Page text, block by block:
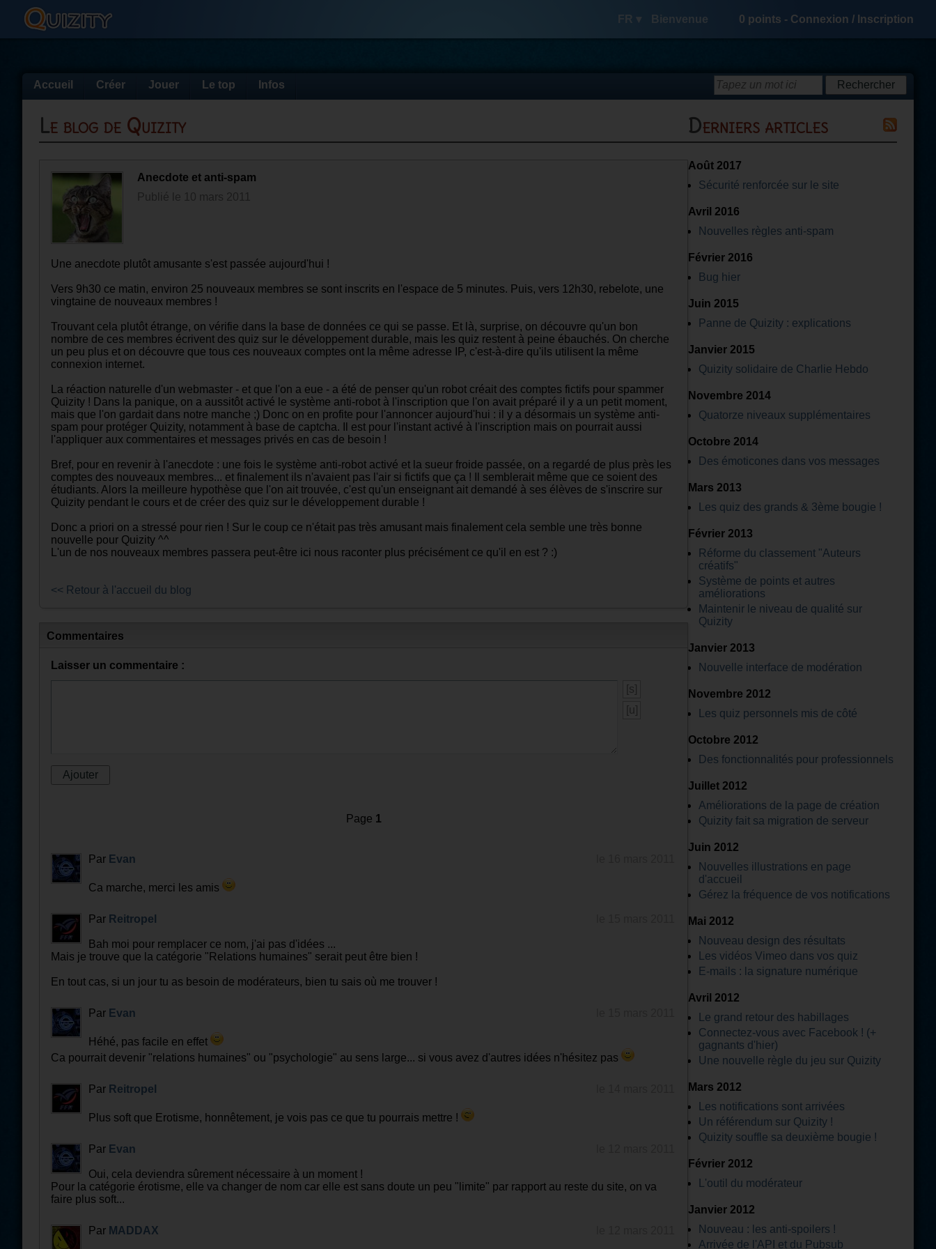
FR ▾ Bienvenue 0 points - Connexion / Inscription
Accueil Créer Jouer Le top Infos
Le blog de Quizity
Anecdote et anti-spam
Une anecdote plutôt amusante s'est passée aujourd'hui !
Vers 9h30 ce matin, environ 25 nouveaux membres se sont inscrits en l'espace de 5 minutes. Puis, vers 12h30, rebelote, une
vingtaine de nouveaux membres !
Trouvant cela plutôt étrange, on vérifie dans la base de données ce qui se passe. Et là, surprise, on découvre qu'un bon
nombre de ces membres écrivent des quiz sur le développement durable, mais les quiz restent à peine ébauchés. On cherche
un peu plus et on découvre que tous ces nouveaux comptes ont la même adresse IP, c'est-à-dire qu'ils utilisent la même
connexion internet.
La réaction naturelle d'un webmaster - et que l'on a eue - a été de penser qu'un robot créait des comptes fictifs pour spammer
Quizity ! Dans la panique, on a aussitôt activé le système anti-robot à l'inscription que l'on avait préparé il y a un petit moment,
mais que l'on gardait dans notre manche ;) Donc on en profite pour l'annoncer aujourd'hui : il y a désormais un système anti-
spam pour protéger Quizity, notamment à base de captcha. Il est pour l'instant activé à l'inscription mais on pourrait aussi
l'appliquer aux commentaires et messages privés en cas de besoin !
Bref, pour en revenir à l'anecdote : une fois le système anti-robot activé et la sueur froide passée, on a regardé de plus près les
comptes des nouveaux membres... et finalement ils n'avaient pas l'air si fictifs que ça ! Il semblerait même que ce soient des
étudiants. Alors la meilleure hypothèse que l'on ait trouvée, c'est qu'un enseignant ait demandé à ses élèves de s'inscrire sur
Quizity pendant le cours et de créer des quiz sur le développement durable !
Donc a priori on a stressé pour rien ! Sur le coup ce n'était pas très amusant mais finalement cela semble une très bonne
nouvelle pour Quizity ^^
L'un de nos nouveaux membres passera peut-être ici nous raconter plus précisément ce qu'il en est ? :)
<< Retour à l'accueil du blog
Commentaires
Laisser un commentaire :
[s]
[u]
Page 1
Par Evan
Ca marche, merci les amis
Par Reitropel
Bah moi pour remplacer ce nom, j'ai pas d'idées ...
Mais je trouve que la catégorie "Relations humaines" serait peut être bien !
En tout cas, si un jour tu as besoin de modérateurs, bien tu sais où me trouver !
Par Evan
Héhé, pas facile en effet
Ca pourrait devenir "relations humaines" ou "psychologie" au sens large... si vous avez d'autres idées n'hésitez pas
Par Reitropel
Plus soft que Erotisme, honnêtement, je vois pas ce que tu pourrais mettre !
Par Evan
Oui, cela deviendra sûrement nécessaire à un moment !
Pour la catégorie érotisme, elle va changer de nom car elle est sans doute un peu "limite" par rapport au reste du site, on va
faire plus soft...
Par MADDAX
Derniers articles
Août 2017
Sécurité renforcée sur le site
Avril 2016
Nouvelles règles anti-spam
Février 2016
Bug hier
Juin 2015
Panne de Quizity : explications
Janvier 2015
Quizity solidaire de Charlie Hebdo
Novembre 2014
Quatorze niveaux supplémentaires
Octobre 2014
Des émoticones dans vos messages
Mars 2013
Les quiz des grands & 3ème bougie !
Février 2013
Réforme du classement "Auteurs
créatifs"
Système de points et autres
améliorations
Maintenir le niveau de qualité sur
Quizity
Janvier 2013
Nouvelle interface de modération
Novembre 2012
Les quiz personnels mis de côté
Octobre 2012
Des fonctionnalités pour professionnels
Juillet 2012
Améliorations de la page de création
Quizity fait sa migration de serveur
Juin 2012
Nouvelles illustrations en page
d'accueil
Gérez la fréquence de vos notifications
Mai 2012
Nouveau design des résultats
Les vidéos Vimeo dans vos quiz
E-mails : la signature numérique
Avril 2012
Le grand retour des habillages
Connectez-vous avec Facebook ! (+
gagnants d'hier)
Une nouvelle règle du jeu sur Quizity
Mars 2012
Les notifications sont arrivées
Un référendum sur Quizity !
Quizity souffle sa deuxième bougie !
Février 2012
L'outil du modérateur
Janvier 2012
Nouveau : les anti-spoilers !
Arrivée de l'API et du Pubsub